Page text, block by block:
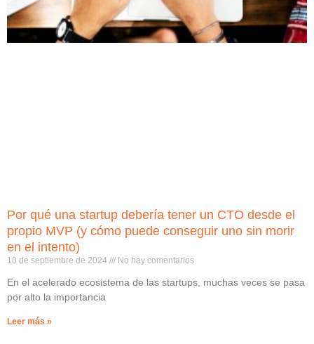
Por qué una startup debería tener un CTO desde el
propio MVP (y cómo puede conseguir uno sin morir
en el intento)
10 de septiembre de 2024 No hay comentarios
En el acelerado ecosistema de las startups, muchas veces se pasa
por alto la importancia
Leer más »